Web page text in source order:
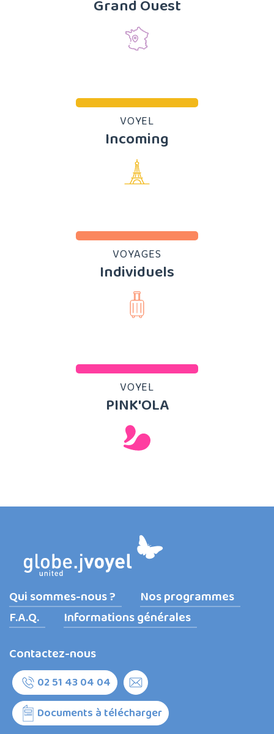
Grand Ouest
VOYEL
Incoming
VOYAGES
Individuels
VOYEL
PINK'OLA
Qui sommes-nous ?
Nos programmes
F.A.Q.
Informations générales
Contactez-nous
02 51 43 04 04
Documents à télécharger